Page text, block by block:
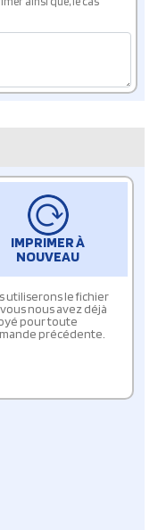
IMPRIMER À
NOUVEAU
utiliserons le fichier
nous avez déjà
pour toute
précédente.